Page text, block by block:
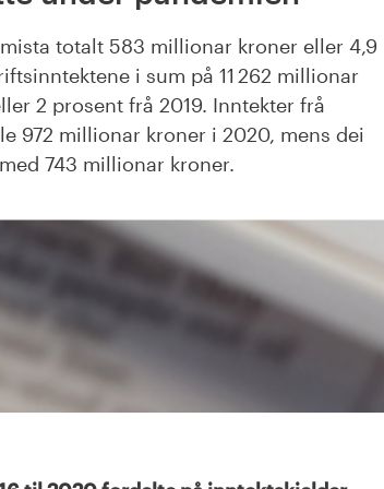
totalt 583 millionar kroner eller 4,9
i sum på 11 262 millionar
2 prosent frå 2019. Inntekter frå
972 millionar kroner i 2020, mens dei
743 millionar kroner.